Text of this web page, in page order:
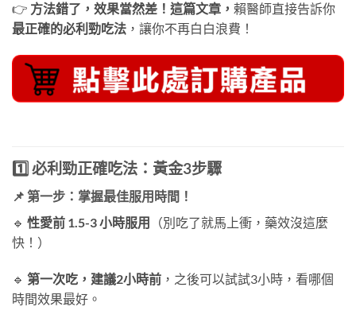
👉 方法錯了，效果當然差！這篇文章， 賴醫師直接告訴你
最正確的必利勁吃法 ，讓你不再白白浪費！
1️⃣ 必利勁正確吃法：黃金3步驟
📌 第一步：掌握最佳服用時間！
🔹 性愛前 1.5-3 小時服用 （別吃了就馬上衝，藥效沒這麼
快！）
🔹 第一次吃，建議2小時前 ，之後可以試試3小時，看哪個
時間效果最好。